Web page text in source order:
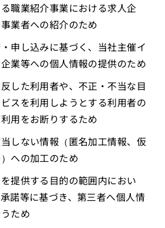
職業紹介事業における求人企
業者への紹介のため
申し込みに基づく、当社主催イ
業等への個人情報の提供のため
した利用者や、不正・不当な目
スを利用しようとする利用者の
用をお断りするため
しない情報（匿名加工情報、仮
への加工のため
提供する目的の範囲内におい
諾等に基づき、第三者へ個人情
ため